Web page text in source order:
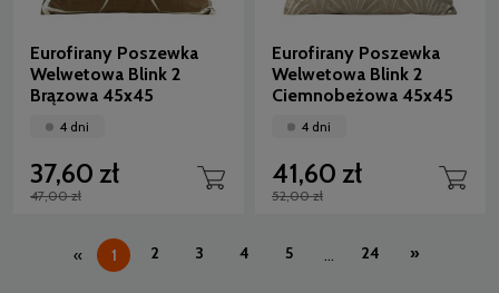
Eurofirany Poszewka
Welwetowa Blink 2
Brązowa 45x45
4 dni
37,60 zł
47,00 zł
Eurofirany Poszewka
Welwetowa Blink 2
Ciemnobeżowa 45x45
4 dni
41,60 zł
52,00 zł
« 1 2 3 4 5 ... 24 »